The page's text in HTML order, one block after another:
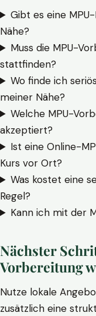
Gibt es eine
Nähe?
Muss die MPU-
stattfinden?
Wo finde ich
meiner Nähe?
Welche MPU-
akzeptiert?
Ist eine Online-
Kurs vor Ort?
Was kostet eine
Regel?
Kann ich mit der
Nächster
Vorbereitung
Nutze lokale
zusätzlich eine